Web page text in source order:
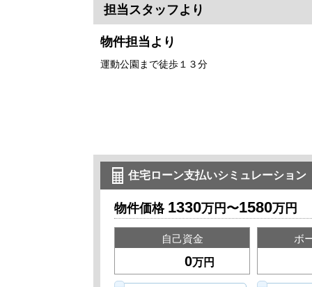
担当スタッフより
物件担当より
運動公園まで徒歩１３分
住宅ローン支払いシミュレーション
物件価格 1330万円〜1580万円
自己資金
万円
ボ